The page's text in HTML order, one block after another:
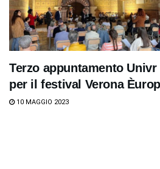
Terzo appuntamento Univr
per il festival Verona
10 MAGGIO 2023